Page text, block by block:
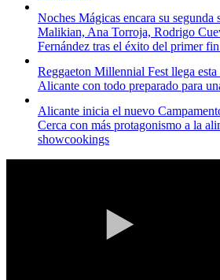
Noches Mágicas encara su segunda
Malikian, Ana Torroja, Rodrigo
Fernández tras el éxito del primer fin
Reggaeton Millennial Fest llega esta
Alicante con todo preparado para
Alicante inicia el nuevo
Cerca con más protagonismo a la
showcookings